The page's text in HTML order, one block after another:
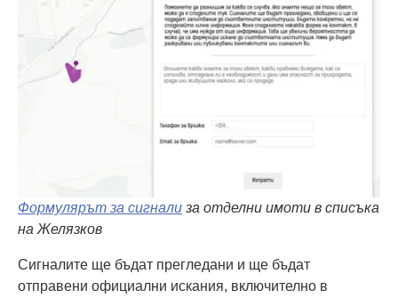
Формулярът за сигнали за отделни имоти в списъка
на Желязков
Сигналите ще бъдат прегледани и ще бъдат
отправени официални искания, включително в